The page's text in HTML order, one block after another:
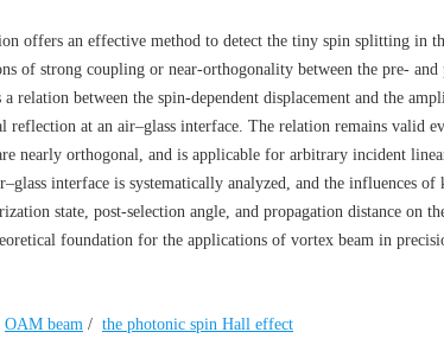
offers an effective method to detect the tiny spin splitting in
of strong coupling or near-orthogonality between the pre- and
relation between the spin-dependent displacement and the
at an air–glass interface. The relation remains valid
nearly orthogonal, and is applicable for arbitrary incident
interface is systematically analyzed, and the influences of
state, post-selection angle, and propagation distance on
foundation for the applications of vortex beam in
OAM beam / the photonic spin Hall effect